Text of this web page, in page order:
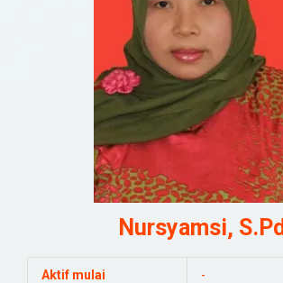
Nursyamsi, S.Pd
Aktif mulai -